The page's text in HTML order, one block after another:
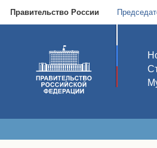
Правительство России